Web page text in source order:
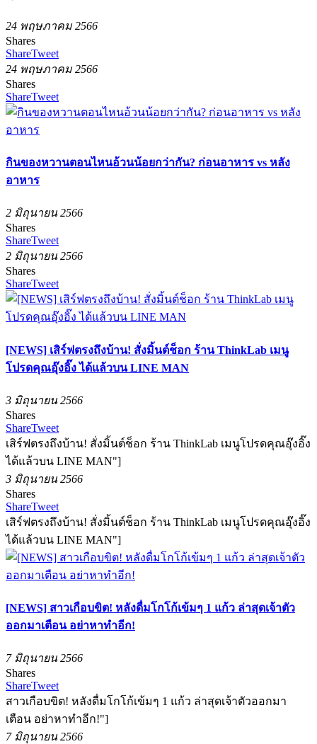
24 พฤษภาคม 2566
Shares
ShareTweet
24 พฤษภาคม 2566
Shares
ShareTweet
กินของหวานตอนไหนอ้วนน้อยกว่ากัน? ก่อนอาหาร vs หลัง
อาหาร
2 มิถุนายน 2566
Shares
ShareTweet
2 มิถุนายน 2566
Shares
ShareTweet
[NEWS] เสิร์ฟตรงถึงบ้าน! สั่งมิ้นต์ช็อก ร้าน ThinkLab เมนู
โปรดคุณอุ๊งอิ๊ง ได้แล้วบน LINE MAN
3 มิถุนายน 2566
Shares
ShareTweet
เสิร์ฟตรงถึงบ้าน! สั่งมิ้นต์ช็อก ร้าน ThinkLab เมนูโปรดคุณอุ๊งอิ๊ง
ได้แล้วบน LINE MAN"]
3 มิถุนายน 2566
Shares
ShareTweet
เสิร์ฟตรงถึงบ้าน! สั่งมิ้นต์ช็อก ร้าน ThinkLab เมนูโปรดคุณอุ๊งอิ๊ง
ได้แล้วบน LINE MAN"]
[NEWS] สาวเกือบขิต! หลังดื่มโกโก้เข้มๆ 1 แก้ว ล่าสุดเจ้าตัว
ออกมาเตือน อย่าหาทำอีก!
7 มิถุนายน 2566
Shares
ShareTweet
สาวเกือบขิต! หลังดื่มโกโก้เข้มๆ 1 แก้ว ล่าสุดเจ้าตัวออกมา
เตือน อย่าหาทำอีก!"]
7 มิถุนายน 2566